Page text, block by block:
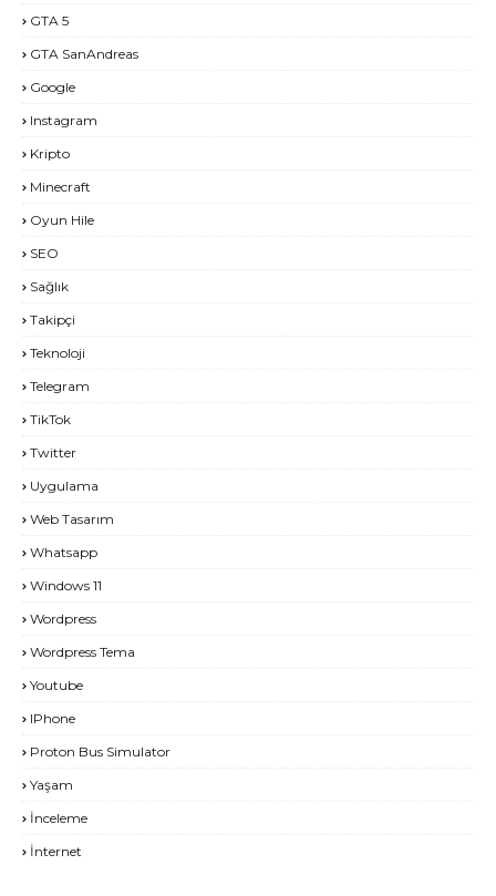
GTA 5
GTA SanAndreas
Google
Instagram
Kripto
Minecraft
Oyun Hile
SEO
Sağlık
Takipçi
Teknoloji
Telegram
TikTok
Twitter
Uygulama
Web Tasarım
Whatsapp
Windows 11
Wordpress
Wordpress Tema
Youtube
IPhone
Proton Bus Simulator
Yaşam
İnceleme
İnternet